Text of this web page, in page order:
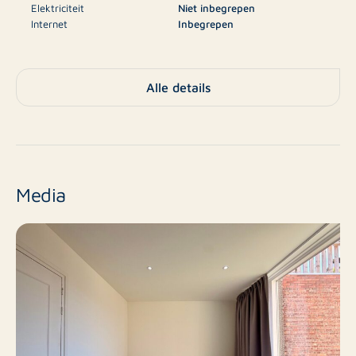
en voldoende kastruimte.
vriescombinatie. Vanuit de eetkamer zijn zowel de
beschikt daarnaast over een wasmachine en droger.
De badkamer is modern afgewerkt en voorzien van een
wastafel en een comfortabele inloopdouche.
Vanuit de keuken heeft u toegang tot de zonnige,
onderhoudsvriendelijke achtertuin, een heerlijke plek
Elektriciteit
Internet
Niet inbegrepen
Inbegrepen
Nieuwbouw Nee
Eindniveau Bestaande bouw
Aantal kamers
Alle details
Media